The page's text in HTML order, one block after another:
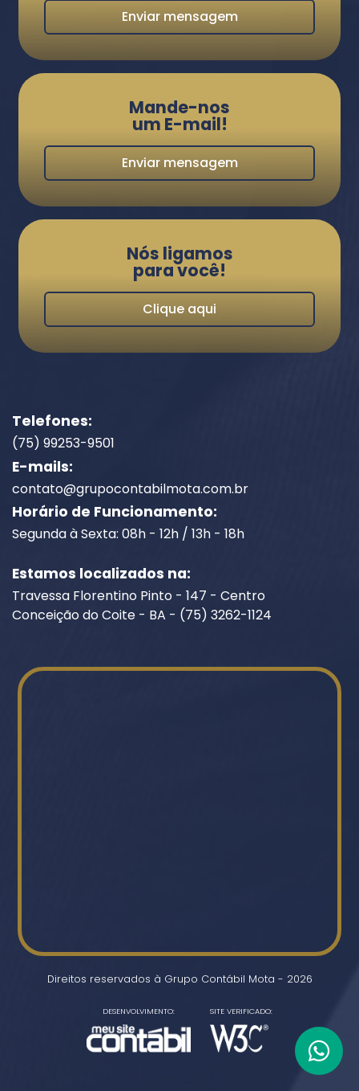
Enviar mensagem
Mande-nos
um E-mail!
Enviar mensagem
Nós ligamos
para você!
Clique aqui
Telefones:
(75) 99253-9501
E-mails:
contato@grupocontabilmota.com.br
Horário de Funcionamento:
Segunda à Sexta: 08h - 12h / 13h - 18h
Estamos localizados na:
Travessa Florentino Pinto - 147 - Centro
Conceição do Coite - BA - (75) 3262-1124
Direitos reservados à Grupo Contábil Mota - 2026
DESENVOLVIMENTO: SITE VERIFICADO: